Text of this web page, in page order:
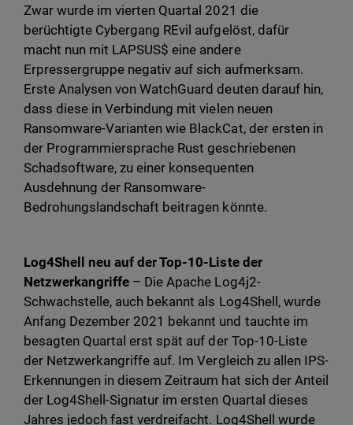
Zwar wurde im vierten Quartal 2021 die
berüchtigte Cybergang REvil aufgelöst, dafür
macht nun mit LAPSUS$ eine andere
Erpressergruppe negativ auf sich aufmerksam.
Erste Analysen von WatchGuard deuten darauf hin,
dass diese in Verbindung mit vielen neuen
Ransomware-Varianten wie BlackCat, der ersten in
der Programmiersprache Rust geschriebenen
Schadsoftware, zu einer konsequenten
Ausdehnung der Ransomware-
Bedrohungslandschaft beitragen könnte.
Log4Shell neu auf der Top-10-Liste der
Netzwerkangriffe – Die Apache Log4j2-
Schwachstelle, auch bekannt als Log4Shell, wurde
Anfang Dezember 2021 bekannt und tauchte im
besagten Quartal erst spät auf der Top-10-Liste
der Netzwerkangriffe auf. Im Vergleich zu allen IPS-
Erkennungen in diesem Zeitraum hat sich der Anteil
der Log4Shell-Signatur im ersten Quartal dieses
Jahres jedoch fast verdreifacht. Log4Shell wurde